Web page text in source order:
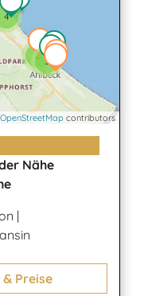
2 3
4
OpenStreetMap contributors
Nähe
|
Preise